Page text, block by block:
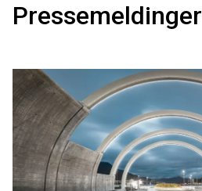
Pressemeldinger